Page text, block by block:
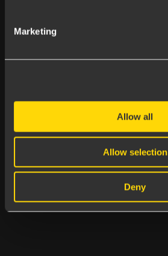
Marketing
Allow all
Allow selection
Deny
6 juli 2026 |
GLAD SOMMAR!
har kanske redan påbörjat en
välförtjänt semester, medan andra
räknar ner de...
Läs mer